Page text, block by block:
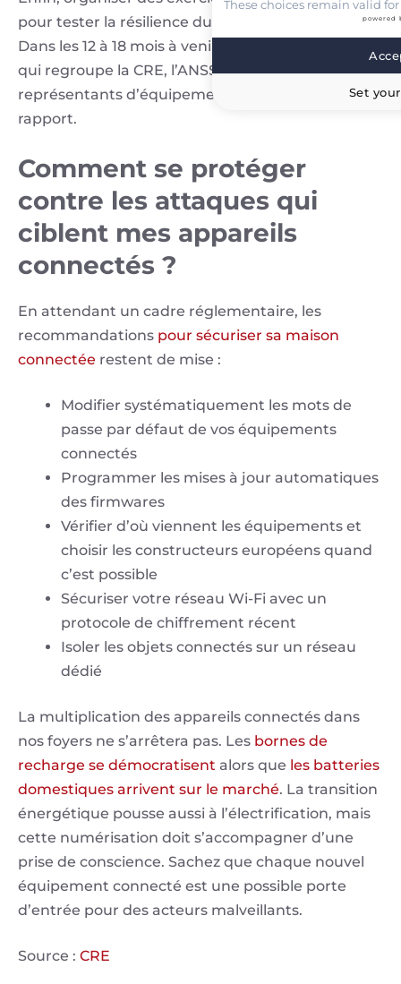
pour tester la résilience du système énergétique.
Dans les 12 à 18 mois à venir, un groupe de travail
qui regroupe la CRE, l’ANSSI, RTE, Enedis et les
représentants d’équipementiers soumettra un
rapport.
Comment se protéger
contre les attaques qui
ciblent mes appareils
connectés ?
En attendant un cadre réglementaire, les
recommandations pour sécuriser sa maison
connectée restent de mise :
Modifier systématiquement les mots de
passe par défaut de vos équipements
connectés
Programmer les mises à jour automatiques
des firmwares
Vérifier d’où viennent les équipements et
choisir les constructeurs européens quand
c’est possible
Sécuriser votre réseau Wi-Fi avec un
protocole de chiffrement récent
Isoler les objets connectés sur un réseau
dédié
La multiplication des appareils connectés dans
nos foyers ne s’arrêtera pas. Les bornes de
recharge se démocratisent alors que les batteries
domestiques arrivent sur le marché. La transition
énergétique pousse aussi à l’électrification, mais
cette numérisation doit s’accompagner d’une
prise de conscience. Sachez que chaque nouvel
équipement connecté est une possible porte
d’entrée pour des acteurs malveillants.
Source : CRE
These choices remain valid
powered
Set